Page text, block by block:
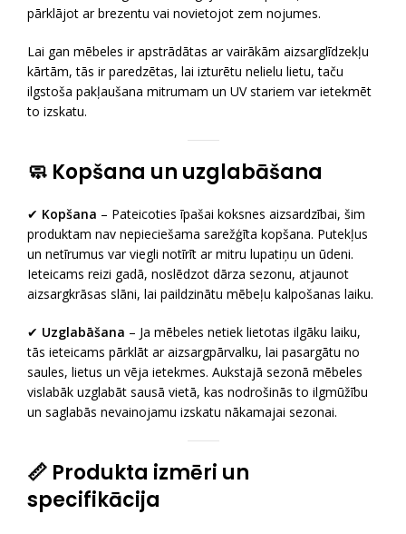
pārklājot ar brezentu vai novietojot zem nojumes.
Lai gan mēbeles ir apstrādātas ar vairākām aizsarglīdzekļu
kārtām, tās ir paredzētas, lai izturētu nelielu lietu, taču
ilgstoša pakļaušana mitrumam un UV stariem var ietekmēt
to izskatu.
🧼 Kopšana un uzglabāšana
✔ Kopšana – Pateicoties īpašai koksnes aizsardzībai, šim
produktam nav nepieciešama sarežģīta kopšana. Putekļus
un netīrumus var viegli notīrīt ar mitru lupatiņu un ūdeni.
Ieteicams reizi gadā, noslēdzot dārza sezonu, atjaunot
aizsargkrāsas slāni, lai paildzinātu mēbeļu kalpošanas laiku.
✔ Uzglabāšana – Ja mēbeles netiek lietotas ilgāku laiku,
tās ieteicams pārklāt ar aizsargpārvalku, lai pasargātu no
saules, lietus un vēja ietekmes. Aukstajā sezonā mēbeles
vislabāk uzglabāt sausā vietā, kas nodrošinās to ilgmūžību
un saglabās nevainojamu izskatu nākamajai sezonai.
📏 Produkta izmēri un
specifikācija